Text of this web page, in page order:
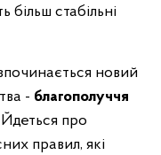
стабільні
новий
- благополуччя
про
правил, які